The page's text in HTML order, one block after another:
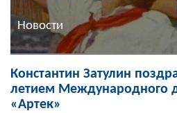
Новости
Константин Затулин
летием Международного
«Артек»